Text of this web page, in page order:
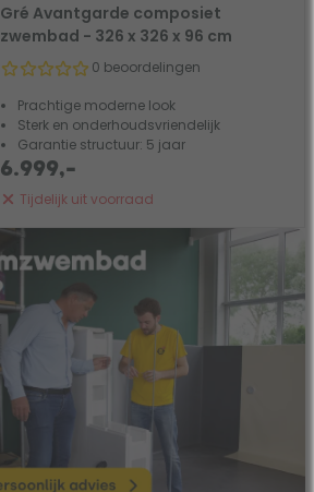
Gré Avantgarde composiet
zwembad - 326 x 326 x 96 cm
0 beoordelingen
Prachtige moderne look
Sterk en onderhoudsvriendelijk
Garantie structuur: 5 jaar
Tijdelijk uit voorraad
6.999,-